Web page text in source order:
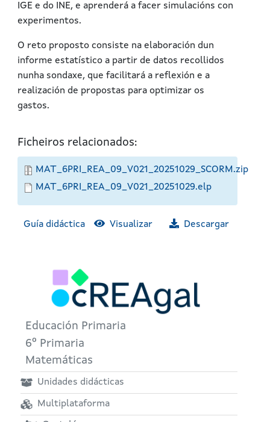
IGE e do INE, e aprenderá a facer simulacións con
experimentos.
O reto proposto consiste na elaboración dun
informe estatístico a partir de datos recollidos
nunha sondaxe, que facilitará a reflexión e a
realización de propostas para optimizar os
gastos.
Ficheiros relacionados:
MAT_6PRI_REA_09_V021_20251029_SCORM.zip
MAT_6PRI_REA_09_V021_20251029.elp
Descargar
Visualizar
Guía didáctica
Educación Primaria
6º Primaria
Matemáticas
Unidades didácticas
Multiplataforma